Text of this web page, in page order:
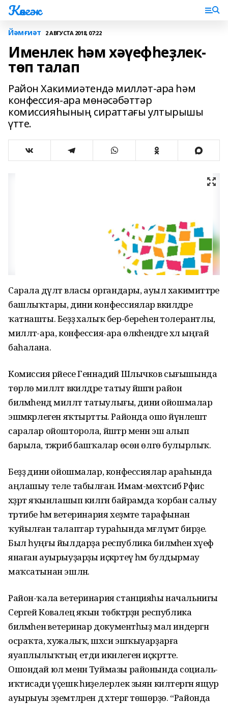
Көнгәк
Йәмғиәт 2 АВГУСТА 2018, 07:22
Именлек һәм хәүефһеҙлек-
төп талап
Район Хакимиәтендә милләт-ара һәм
конфессия-ара мөнәсәбәттәр
комиссияһының сираттағы ултырышы
үтте.
Сарала дәүләт власы органдары, ауыл хакимиәттәре
башлыҡтары, дини конфессиялар вәкилдәре
ҡатнашты. Беҙҙә халыҡ бер-береһенә толерантлы,
милләт-ара, конфессия-ара өлкәһендәге хәл ыңғай
баһалана.
Комиссия рәйесе Геннадий Шлычков сығышында
төрлө милләт вәкилдәре татыу йәшәгән район
биләмәһендә милләт татыулығы, дини ойошмалар
эшмәкәрлеген яҡтыртты. Районда ошо йүнәлештә
саралар ойошторола, йәштәр менән эш алып
барыла, тәжрибә башҡалар өсөн өлгө булырлыҡ.
Беҙҙә дини ойошмалар, конфессиялар араһында
аңлашыу теле табылған. Имам-мөхтәсиб Рәфис
хәҙрәт яҡынлашып килгән байрамда ҡорбан салыу
тәртибе һәм ветеринария хеҙмәте тарафынан
ҡуйылған талаптар тураһында мәғлүмәт бирҙе.
Был һуңғы йылдарҙа республика биләмәһенә хәүеф
янаған ауырыуҙарҙы иҫкәртеү һәм булдырмау
маҡсатынан эшләнә.
Район-ҡала ветеринария станцияһы начальнигы
Сергей Ковалец яҡын төбәктәрҙән республика
биләмәһенә ветеринар документһыҙ мал индергән
осраҡта, хужалыҡ, шәхси эшҡыуарҙарға
яуаплылыҡтың етди икәнлеген иҫкәртте.
Ошондай юл менән Туймазы районында социаль-
иҡтисади үҫешкә һиҙелерлек зыян килтергән ящур
ауырыуы эҙемтәләрен дә хәтергә төшөрҙө. “Районда